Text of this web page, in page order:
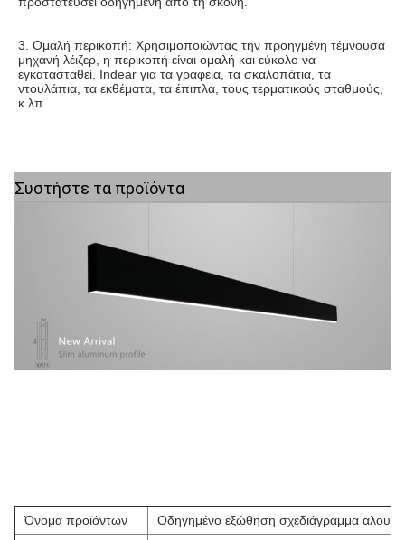
3. Ομαλή περικοπή: Χρησιμοποιώντας την προηγμένη τέμνουσα
μηχανή λέιζερ, η περικοπή είναι ομαλή και εύκολο να
εγκατασταθεί. Indear για τα γραφεία, τα σκαλοπάτια, τα
ντουλάπια, τα εκθέματα, τα έπιπλα, τους τερματικούς σταθμούς,
κ.λπ.
Συστήστε τα προϊόντα
Όνομα προϊόντων
Οδηγημένο εξώθηση σχεδιάγραμμα